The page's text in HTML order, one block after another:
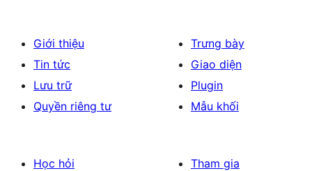
Giới thiệu
Tin tức
Lưu trữ
Quyền riêng tư
Trưng bày
Giao diện
Plugin
Mẫu khối
Học hỏi
Tham gia